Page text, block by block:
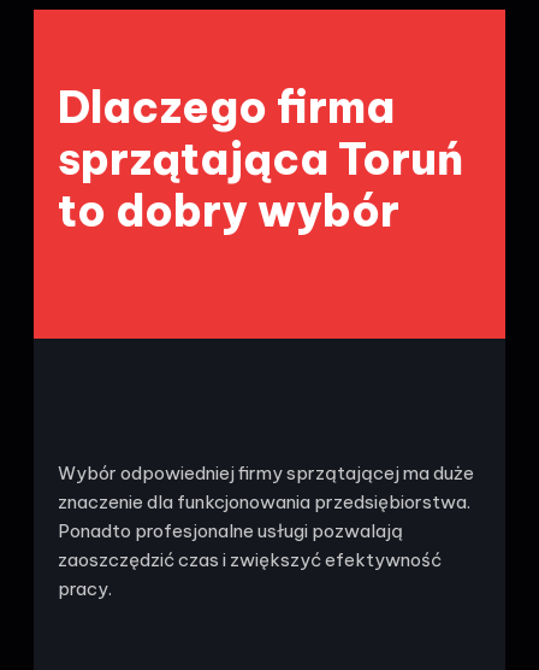
Dlaczego firma
sprzątająca Toruń
to dobry wybór
Wybór odpowiedniej firmy sprzątającej ma duże
znaczenie dla funkcjonowania przedsiębiorstwa.
Ponadto profesjonalne usługi pozwalają
zaoszczędzić czas i zwiększyć efektywność
pracy.